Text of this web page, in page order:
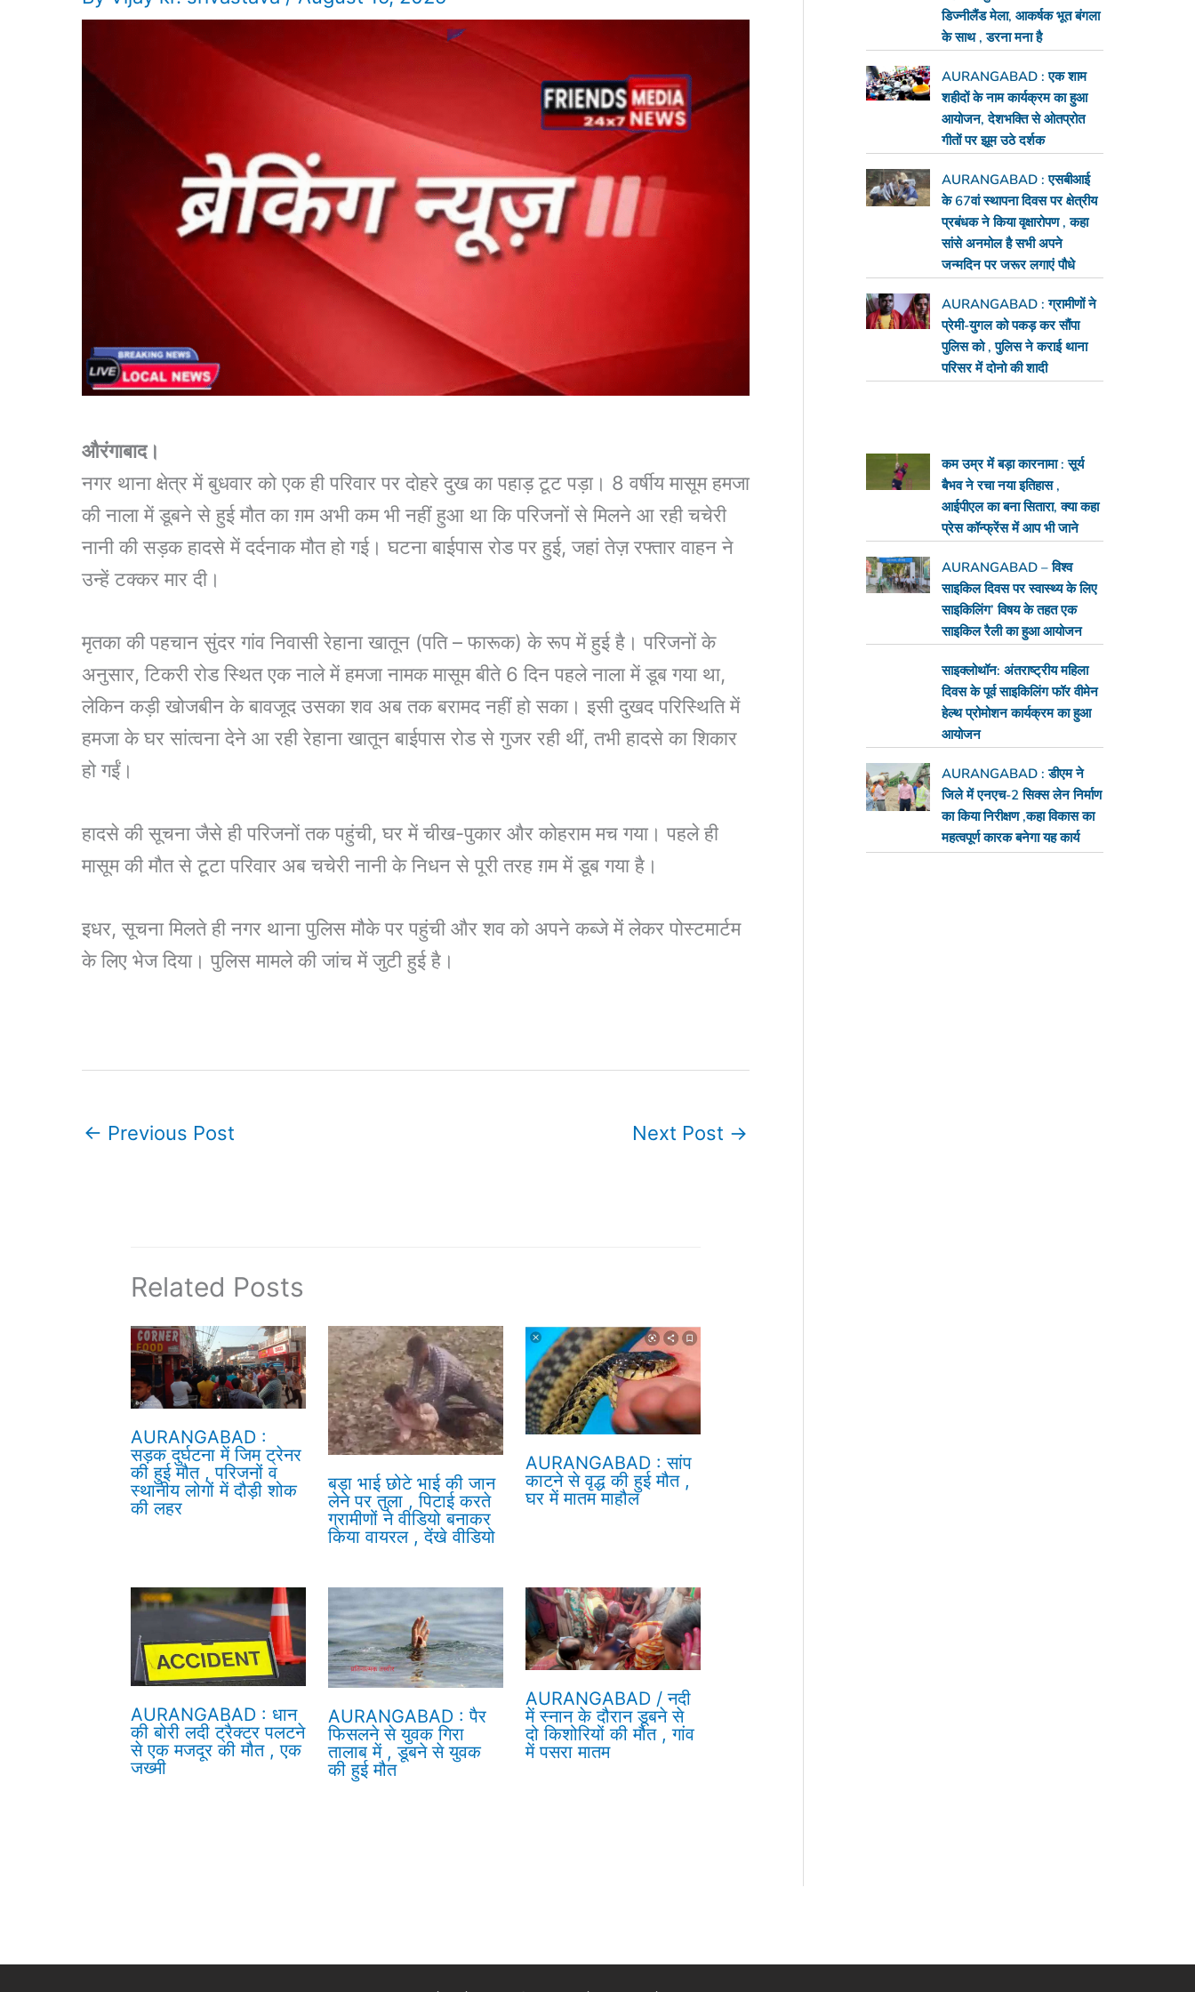
औरंगाबाद।
नगर थाना क्षेत्र में बुधवार को एक ही परिवार पर दोहरे दुख का पहाड़ टूट पड़ा। 8 वर्षीय मासूम हमजा
की नाला में डूबने से हुई मौत का ग़म अभी कम भी नहीं हुआ था कि परिजनों से मिलने आ रही चचेरी
नानी की सड़क हादसे में दर्दनाक मौत हो गई। घटना बाईपास रोड पर हुई, जहां तेज़ रफ्तार वाहन ने
उन्हें टक्कर मार दी।
मृतका की पहचान सुंदर गांव निवासी रेहाना खातून (पति – फारूक) के रूप में हुई है। परिजनों के
अनुसार, टिकरी रोड स्थित एक नाले में हमजा नामक मासूम बीते 6 दिन पहले नाला में डूब गया था,
लेकिन कड़ी खोजबीन के बावजूद उसका शव अब तक बरामद नहीं हो सका। इसी दुखद परिस्थिति में
हमजा के घर सांत्वना देने आ रही रेहाना खातून बाईपास रोड से गुजर रही थीं, तभी हादसे का शिकार
हो गईं।
हादसे की सूचना जैसे ही परिजनों तक पहुंची, घर में चीख-पुकार और कोहराम मच गया। पहले ही
मासूम की मौत से टूटा परिवार अब चचेरी नानी के निधन से पूरी तरह ग़म में डूब गया है।
इधर, सूचना मिलते ही नगर थाना पुलिस मौके पर पहुंची और शव को अपने कब्जे में लेकर पोस्टमार्टम
के लिए भेज दिया। पुलिस मामले की जांच में जुटी हुई है।
← Previous Post Next Post →
Related Posts
AURANGABAD :
सड़क दुर्घटना में जिम ट्रेनर
की हुई मौत , परिजनों व
स्थानीय लोगों में दौड़ी शोक
की लहर
बड़ा भाई छोटे भाई की जान
लेने पर तुला , पिटाई करते
ग्रामीणों ने वीडियो बनाकर
किया वायरल , देंखे वीडियो
AURANGABAD : सांप
काटने से वृद्ध की हुई मौत ,
घर में मातम माहौल
AURANGABAD : धान
की बोरी लदी ट्रैक्टर पलटने
से एक मजदूर की मौत , एक
जख्मी
AURANGABAD : पैर
फिसलने से युवक गिरा
तालाब में , डूबने से युवक
की हुई मौत
AURANGABAD / नदी
में स्नान के दौरान डूबने से
दो किशोरियों की मौत , गांव
में पसरा मातम
डिज्नीलैंड मेला, आकर्षक भूत बंगला
के साथ , डरना मना है
AURANGABAD : एक शाम
शहीदों के नाम कार्यक्रम का हुआ
आयोजन, देशभक्ति से ओतप्रोत
गीतों पर झूम उठे दर्शक
AURANGABAD : एसबीआई
के 67वां स्थापना दिवस पर क्षेत्रीय
प्रबंधक ने किया वृक्षारोपण , कहा
सांसे अनमोल है सभी अपने
जन्मदिन पर जरूर लगाएं पौधे
AURANGABAD : ग्रामीणों ने
प्रेमी-युगल को पकड़ कर सौंपा
पुलिस को , पुलिस ने कराई थाना
परिसर में दोनो की शादी
कम उम्र में बड़ा कारनामा : सूर्य
बैभव ने रचा नया इतिहास ,
आईपीएल का बना सितारा, क्या कहा
प्रेस कॉन्फ्रेंस में आप भी जाने
AURANGABAD – विश्व
साइकिल दिवस पर स्वास्थ्य के लिए
साइकिलिंग’ विषय के तहत एक
साइकिल रैली का हुआ आयोजन
साइक्लोथॉन: अंतराष्ट्रीय महिला
दिवस के पूर्व साइकिलिंग फॉर वीमेन
हेल्थ प्रोमोशन कार्यक्रम का हुआ
आयोजन
AURANGABAD : डीएम ने
जिले में एनएच-2 सिक्स लेन निर्माण
का किया निरीक्षण ,कहा विकास का
महत्वपूर्ण कारक बनेगा यह कार्य